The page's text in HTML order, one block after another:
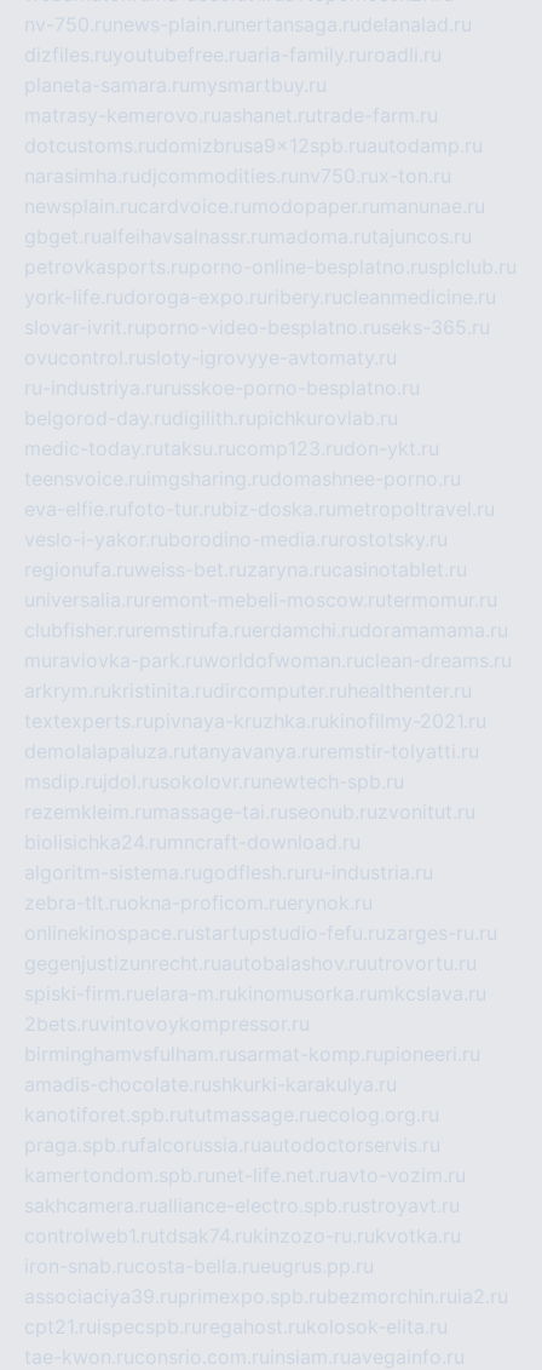
nv-750.ru news-plain.ru nertansaga.rudelanalad.ru
dizfiles.ruyoutubefree.ruaria-family.ru roadli.ru
planeta-samara.ru mysmartbuy.ru
matrasy-kemerovo.ruashanet.rutrade-farm.ru
dotcustoms.rudomizbrusa9x12spb.ruautodamp.ru
narasimha.rudjcommodities.ru nv750.rux-ton.ru
newsplain.rucardvoice.ru modopaper.ru manunae.ru
gbget.rualfeihavsalnassr.ru madoma.rutajuncos.ru
petrovkasports.ruporno-online-besplatno.rusplclub.ru
york-life.rudoroga-expo.ru ribery.rucleanmedicine.ru
slovar-ivrit.ruporno-video-besplatno.ruseks-365.ru
ovucontrol.rusloty-igrovyye-avtomaty.ru
ru-industriya.ru russkoe-porno-besplatno.ru
belgorod-day.rudigilith.rupichkurovlab.ru
medic-today.rutaksu.rucomp123.rudon-ykt.ru
teensvoice.ru imgsharing.rudomashnee-porno.ru
eva-elfie.rufoto-tur.rubiz-doska.ru metropoltravel.ru
veslo-i-yakor.ruborodino-media.ru rostotsky.ru
regionufa.ruweiss-bet.ruzaryna.rucasinotablet.ru
universalia.ru remont-mebeli-moscow.rutermomur.ru
clubfisher.ru remstirufa.ruerdamchi.rudoramamama.ru
muraviovka-park.ruworldofwoman.ruclean-dreams.ru
arkrym.rukristinita.rudircomputer.ru healthenter.ru
textexperts.rupivnaya-kruzhka.rukinofilmy-2021.ru
demolalapaluza.rutanyavanya.ru remstir-tolyatti.ru
msdip.ru jdol.rusokolovr.ru newtech-spb.ru
rezemkleim.ru massage-tai.ruseonub.ruzvonitut.ru
biolisichka24.ru mncraft-download.ru
algoritm-sistema.rugodflesh.ru ru-industria.ru
zebra-tlt.ruokna-proficom.ruerynok.ru
onlinekinospace.rustartupstudio-fefu.ruzarges-ru.ru
gegenjustizunrecht.ruautobalashov.ruutrovortu.ru
spiski-firm.ruelara-m.rukinomusorka.ru mkcslava.ru
2bets.ruvintovoykompressor.ru
birminghamvsfulham.rusarmat-komp.rupioneeri.ru
amadis-chocolate.rushkurki-karakulya.ru
kanotiforet.spb.rututmassage.ruecolog.org.ru
praga.spb.rufalcorussia.ruautodoctorservis.ru
kamertondom.spb.ru net-life.net.ruavto-vozim.ru
sakhcamera.rualliance-electro.spb.rustroyavt.ru
controlweb1.rutdsak74.rukinzozo-ru.rukvotka.ru
iron-snab.rucosta-bella.rueugrus.pp.ru
associaciya39.ruprimexpo.spb.rubezmorchin.ru ia2.ru
cpt21.ru ispecspb.ru regahost.rukolosok-elita.ru
tae-kwon.ruconsrio.com.ru insiam.ruavegainfo.ru